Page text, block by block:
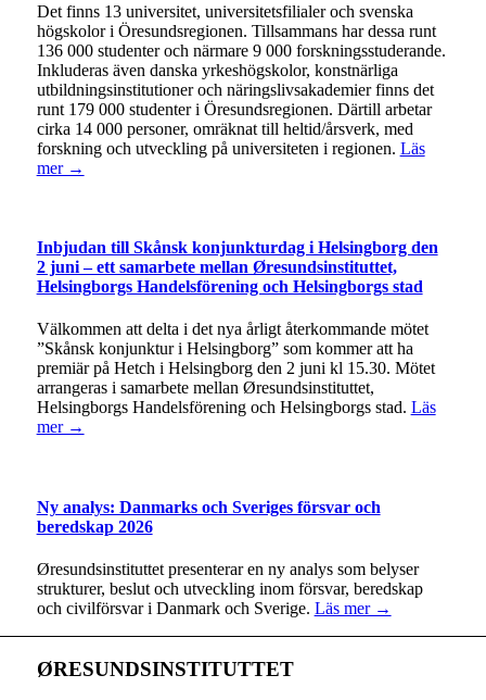
Det finns 13 universitet, universitetsfilialer och svenska
högskolor i Öresundsregionen. Tillsammans har dessa runt
136 000 studenter och närmare 9 000 forskningsstuderande.
Inkluderas även danska yrkeshögskolor, konstnärliga
utbildningsinstitutioner och näringslivsakademier finns det
runt 179 000 studenter i Öresundsregionen. Därtill arbetar
cirka 14 000 personer, omräknat till heltid/årsverk, med
forskning och utveckling på universiteten i regionen. Läs
mer →
Inbjudan till Skånsk konjunkturdag i Helsingborg den
2 juni – ett samarbete mellan Øresundsinstituttet,
Helsingborgs Handelsförening och Helsingborgs stad
Välkommen att delta i det nya årligt återkommande mötet
”Skånsk konjunktur i Helsingborg” som kommer att ha
premiär på Hetch i Helsingborg den 2 juni kl 15.30. Mötet
arrangeras i samarbete mellan Øresundsinstituttet,
Helsingborgs Handelsförening och Helsingborgs stad. Läs
mer →
Ny analys: Danmarks och Sveriges försvar och
beredskap 2026
Øresundsinstituttet presenterar en ny analys som belyser
strukturer, beslut och utveckling inom försvar, beredskap
och civilförsvar i Danmark och Sverige. Läs mer →
ØRESUNDSINSTITUTTET